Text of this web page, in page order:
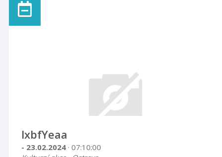
lxbfYeaa
- 23.02.2024 · 07:10:00